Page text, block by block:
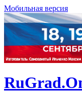
Мобильная версия